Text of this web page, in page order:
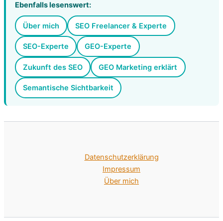
Ebenfalls lesenswert:
Über mich SEO Freelancer & Experte
SEO-Experte GEO-Experte
Zukunft des SEO GEO Marketing erklärt
Semantische Sichtbarkeit
Datenschutzerklärung
Impressum
Über mich